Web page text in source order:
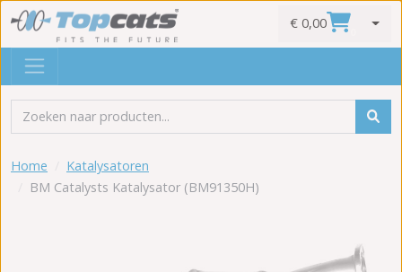
€ 0,00
Home
Katalysatoren
BM Catalysts Katalysator (BM91350H)